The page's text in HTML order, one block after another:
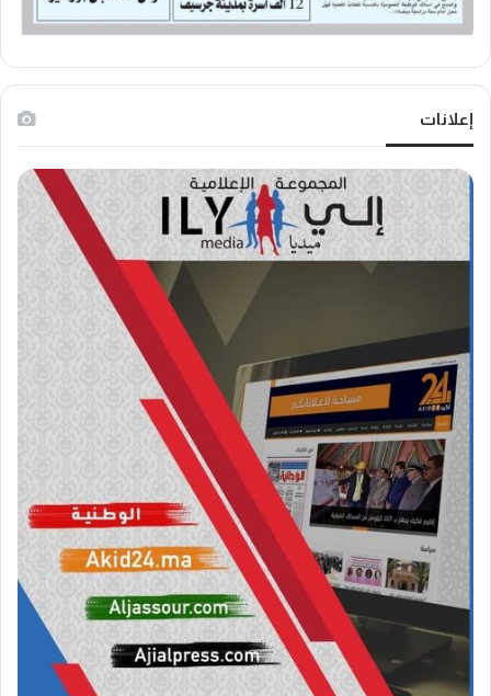
إعلانات